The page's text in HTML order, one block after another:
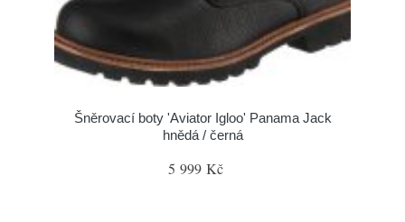
Šněrovací boty 'Aviator Igloo' Panama Jack
hnědá / černá
5 999 Kč